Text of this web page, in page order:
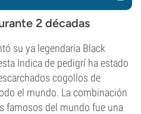
2 décadas
su ya legendaria Black
Indica de pedigrí ha estado
cogollos de
el mundo. La combinación
famosos del mundo fue una